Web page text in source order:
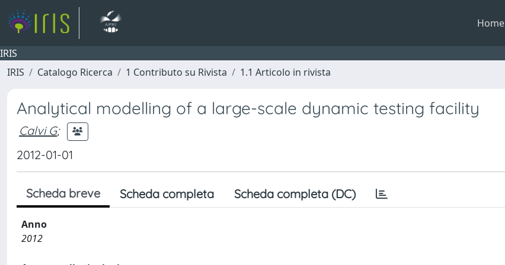
Home
IRIS
IRIS
Catalogo Ricerca 1 Contributo su Rivista 1.1 Articolo in rivista
Analytical modelling of a large-scale dynamic testing facility
Calvi G;
2012-01-01
Scheda breve Scheda completa Scheda completa (DC)
Anno
2012